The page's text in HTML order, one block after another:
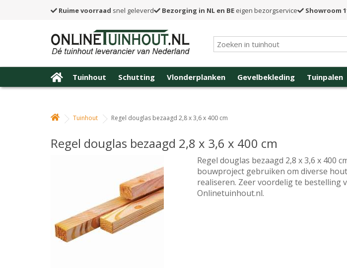
Ruime voorraad snel geleverd Bezorging in NL en BE eigen bezorgservice Showroom
Tuinhout Schutting Vlonderplanken Gevelbekleding Tuinpalen
Tuinhout Regel douglas bezaagd 2,8 x 3,6 x 400 cm
Regel douglas bezaagd 2,8 x 3,6 x 400 cm
Regel douglas bezaagd 2,8 x 3,6 x 400
bouwproject gebruiken om diverse
realiseren. Zeer voordelig te bestelling
Onlinetuinhout.nl.